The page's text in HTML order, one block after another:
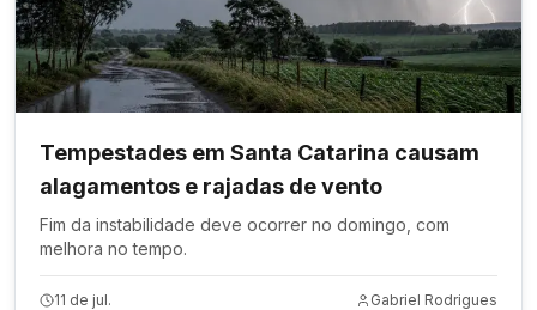
Tempestades em Santa Catarina causam
alagamentos e rajadas de vento
Fim da instabilidade deve ocorrer no domingo, com
melhora no tempo.
11 de jul. Gabriel Rodrigues